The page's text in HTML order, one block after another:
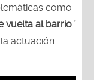
como
vuelta al barrio"
actuación